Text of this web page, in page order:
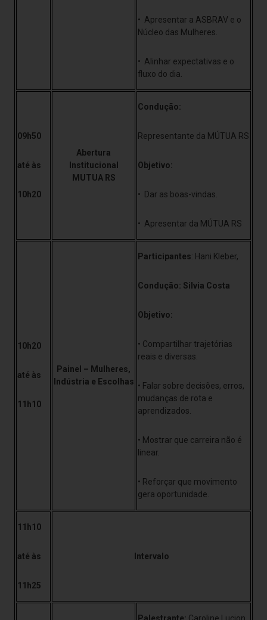
• Apresentar a ASBRAV e o
Núcleo das Mulheres.
• Alinhar expectativas e o
fluxo do dia.
09h50
até às
10h20
Abertura
Institucional
MUTUA RS
Condução:
Representante da MÚTUA RS
Objetivo:
• Dar as boas-vindas.
• Apresentar da MÚTUA RS
10h20
até às
11h10
Painel – Mulheres,
Indústria e Escolhas
Participantes: Hani Kleber,
Condução: Silvia Costa
Objetivo:
• Compartilhar trajetórias
reais e diversas.
• Falar sobre decisões, erros,
mudanças de rota e
aprendizados.
• Mostrar que carreira não é
linear.
• Reforçar que movimento
gera oportunidade.
11h10
até às
11h25
Intervalo
Palestrante: Caroline Lucion